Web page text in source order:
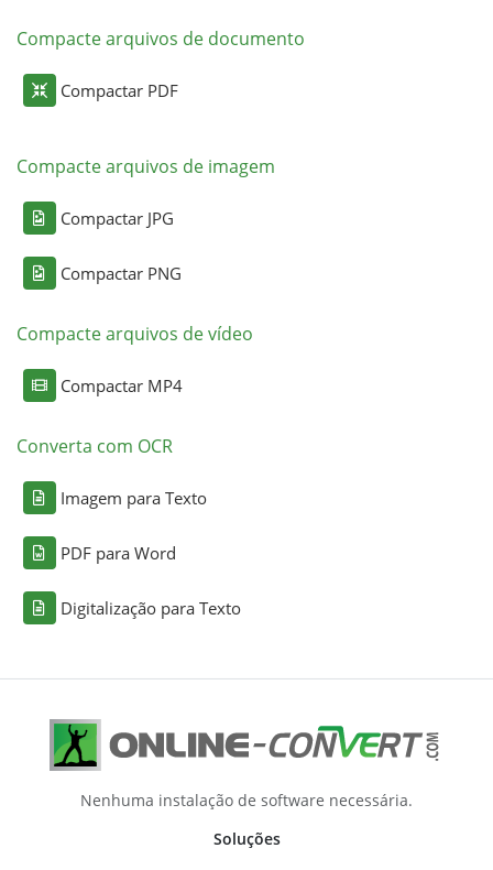
Compacte arquivos de documento
Compactar PDF
Compacte arquivos de imagem
Compactar JPG
Compactar PNG
Compacte arquivos de vídeo
Compactar MP4
Converta com OCR
Imagem para Texto
PDF para Word
Digitalização para Texto
Nenhuma instalação de software necessária.
Soluções